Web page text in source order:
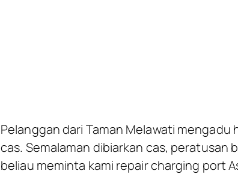
Pelanggan dari Taman Melawati
cas. Semalaman dibiarkan cas,
beliau meminta kami repair charging port